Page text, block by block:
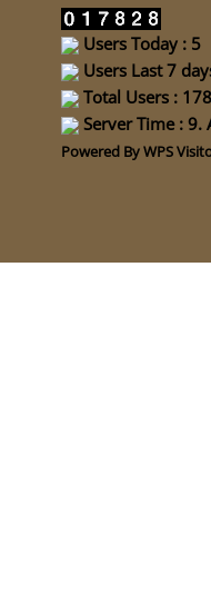
Users Today : 5
Users Last 7
Total Users :
Server Time : 9.
Powered ByWPS